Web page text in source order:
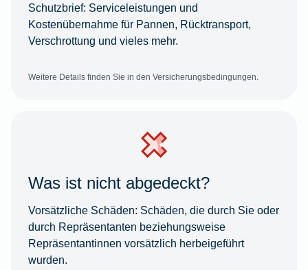
Schutzbrief: Serviceleistungen und
Kostenübernahme für Pannen, Rücktransport,
Verschrottung und vieles mehr.
Weitere Details finden Sie in den Versicherungsbedingungen.
Was ist nicht abgedeckt?
Vorsätzliche Schäden: Schäden, die durch Sie oder
durch Repräsentanten beziehungsweise
Repräsentantinnen vorsätzlich herbeigeführt
wurden.